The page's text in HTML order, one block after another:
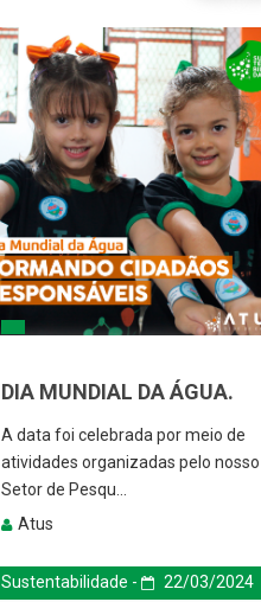
DIA MUNDIAL DA ÁGUA.
A data foi celebrada por meio de
atividades organizadas pelo nosso
Setor de Pesqu...
Atus
Sustentabilidade - 22/03/2024